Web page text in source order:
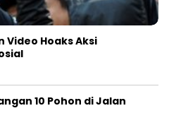
Video Hoaks Aksi
10 Pohon di Jalan